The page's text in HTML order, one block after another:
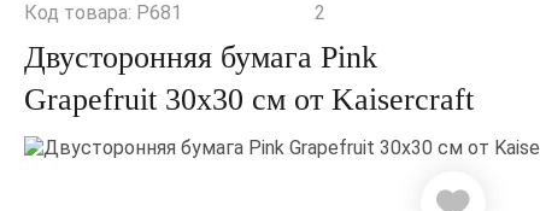
Код товара: P681 2
Двусторонняя бумага Pink
Grapefruit 30х30 см от Kaisercraft